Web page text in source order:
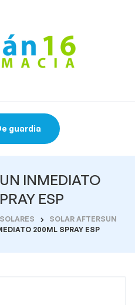
guardia
INMEDIATO
ESP
SOLARES
SOLAR AFTERSUN
200ML SPRAY ESP